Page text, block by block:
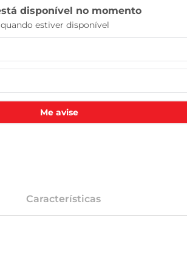
Me avise
Características